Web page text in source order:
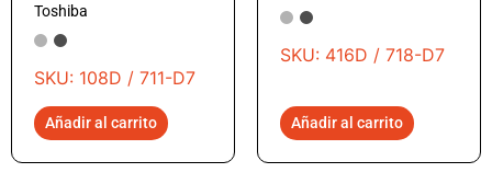
Toshiba
SKU: 108D / 711-D7
Añadir al carrito
SKU: 416D / 718-D7
Añadir al carrito